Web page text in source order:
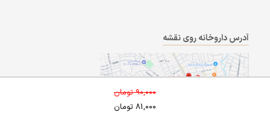
90,000 تومان
81,000 تومان
آدرس داروخانه روی نقشه